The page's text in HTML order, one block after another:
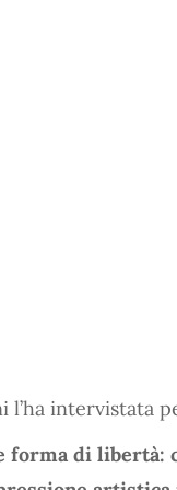
l’ha intervistata
forma di libertà: